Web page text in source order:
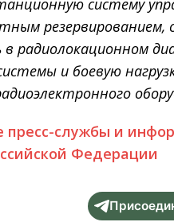
систему
радиолокационном
и боевую
пресс-службы и
Федерации